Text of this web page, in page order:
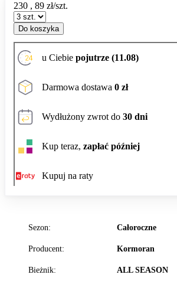
Sezon: Całoroczne
Producent: Kormoran
Bieżnik: ALL SEASON
230 , 89 zł/szt.
Do koszyka
u Ciebie pojutrze (11.08)
Darmowa dostawa 0 zł
Wydłużony zwrot do 30 dni
Kup teraz, zapłać później
Kupuj na raty